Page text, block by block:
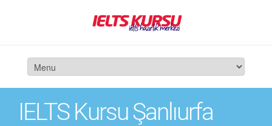
IELTS Kursu Şanlıurfa